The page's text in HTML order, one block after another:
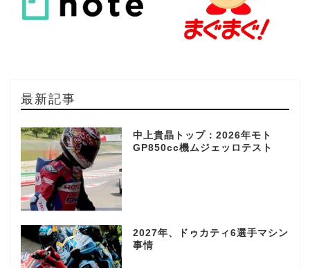
最新記事
中上貴晶トップ：2026年モト
GP850cc機ムジェッロテスト
2027年、ドゥカティ6選手マシン
事情